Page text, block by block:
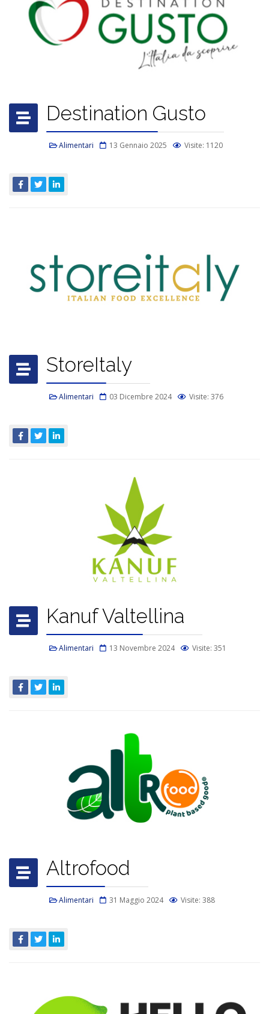
Destination Gusto
Alimentari 13 Gennaio 2025 Visite: 1120
StoreItaly
Alimentari 03 Dicembre 2024 Visite: 376
Kanuf Valtellina
Alimentari 13 Novembre 2024 Visite: 351
Altrofood
Alimentari 31 Maggio 2024 Visite: 388